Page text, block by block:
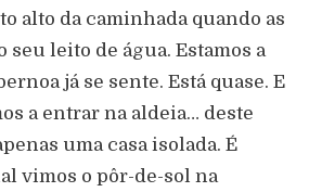
alto da caminhada quando as
seu leito de água. Estamos a
já se sente. Está quase. E
a entrar na aldeia… deste
uma casa isolada. É
vimos o pôr-de-sol na